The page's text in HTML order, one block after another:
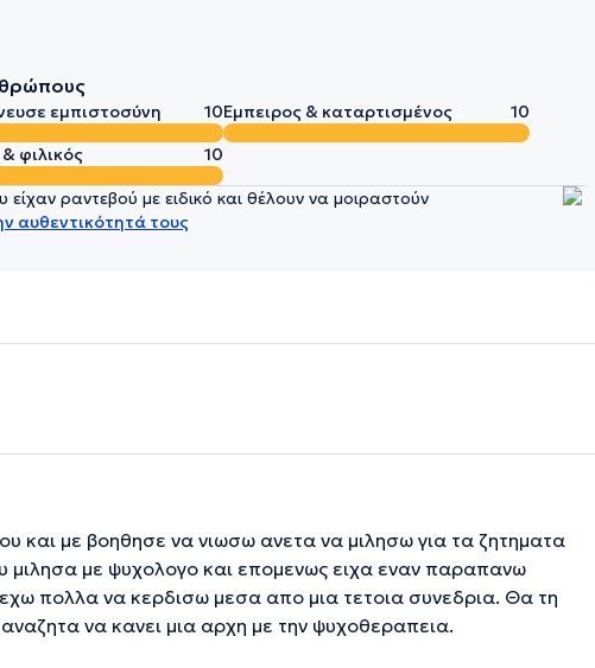
εμπιστοσύνη 10Έμπειρος & καταρτισμένος
10
φιλικός 10
ραντεβού με ειδικό και θέλουν να μοιραστούν
αυθεντικότητά τους
και με βοηθησε να νιωσω ανετα να μιλησω για τα ζητηματα
με ψυχολογο και επομενως ειχα εναν παραπανω
πολλα να κερδισω μεσα απο μια τετοια συνεδρια. Θα τη
να κανει μια αρχη με την ψυχοθεραπεια.